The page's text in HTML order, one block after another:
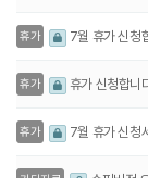
휴가 7월 휴가 신청
휴가 휴가 신청합니
휴가 7월 휴가 신청